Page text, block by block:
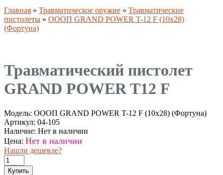
Главная » Травматическое оружие » Травматические
пистолеты » ОООП GRAND POWER T-12 F (10x28)
(Фортуна)
Травматический пистолет
GRAND POWER T12 F
Модель: ОООП GRAND POWER T-12 F (10x28) (Фортуна)
Артикул: 04-105
Наличие: Нет в наличии
Цена: Нет в наличии
Нашли дешевле?